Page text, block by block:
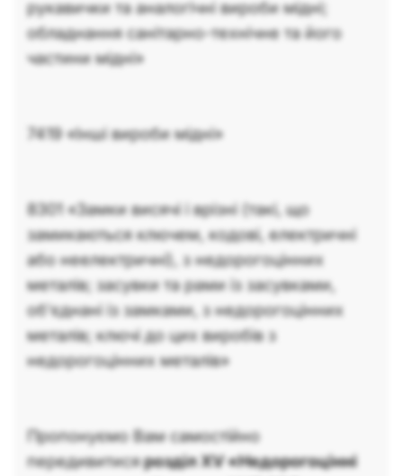
рукавички та аналогiчнi вироби мiднi;
обладнання санiтарно-технiчне та його
частини мiднi»
7419 «Iншi вироби мiднi»
8301 «Замки висячi i врiзнi (такi, що
замикаються ключем, кодовi, електричнi
або неелектричнi), з недорогоцiнних
металiв; засувки та рами iз засувками,
об'єднанi iз замками, з недорогоцiнних
металiв; ключi до цих виробiв з
недорогоцiнних металiв»
Пропонуємо Вам самостійно
передивитисярозділ XV «Недорогоцiннi